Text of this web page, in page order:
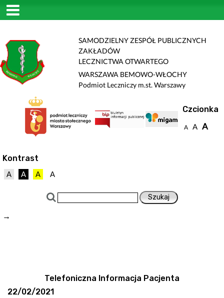
SAMODZIELNY ZESPÓŁ PUBLICZNYCH
ZAKŁADÓW
LECZNICTWA OTWARTEGO
WARSZAWA BEMOWO-WŁOCHY
Podmiot Leczniczy m.st. Warszawy
Czcionka
A A A
Kontrast
A A A A
→
Telefoniczna Informacja Pacjenta
22/02/2021